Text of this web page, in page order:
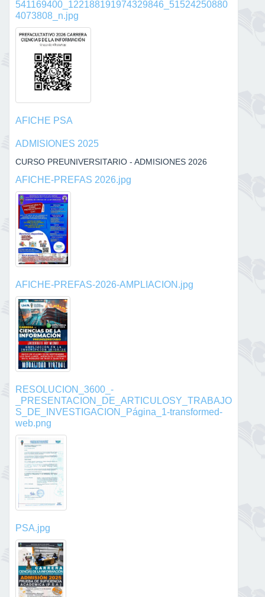
541169400_122188191974329846_51524250880
4073808_n.jpg
AFICHE PSA
ADMISIONES 2025
CURSO PREUNIVERSITARIO - ADMISIONES 2026
AFICHE-PREFAS 2026.jpg
AFICHE-PREFAS-2026-AMPLIACION.jpg
RESOLUCION_3600_-
_PRESENTACION_DE_ARTICULOSY_TRABAJO
S_DE_INVESTIGACION_Página_1-transformed-
web.png
PSA.jpg